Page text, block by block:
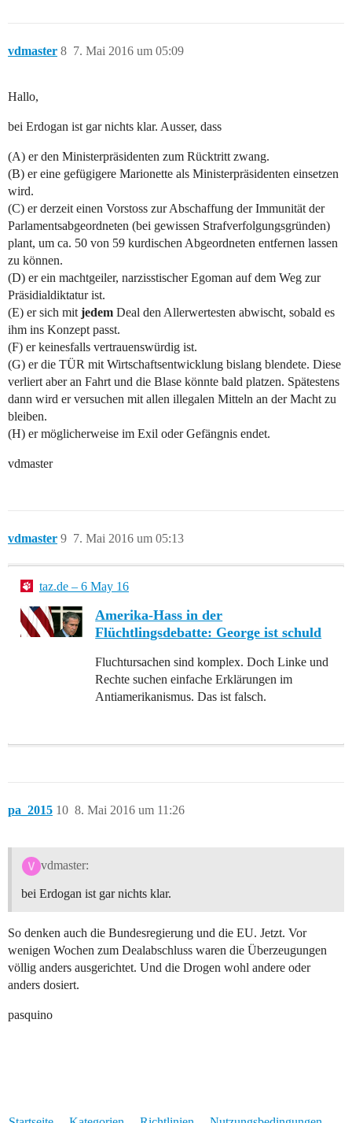
vdmaster 7. Mai 2016 um 05:09
8
Hallo,
bei Erdogan ist gar nichts klar. Ausser, dass
(A) er den Ministerpräsidenten zum Rücktritt zwang.
(B) er eine gefügigere Marionette als Ministerpräsidenten einsetzen
wird.
(C) er derzeit einen Vorstoss zur Abschaffung der Immunität der
Parlamentsabgeordneten (bei gewissen Strafverfolgungsgründen)
plant, um ca. 50 von 59 kurdischen Abgeordneten entfernen lassen
zu können.
(D) er ein machtgeiler, narzisstischer Egoman auf dem Weg zur
Präsidialdiktatur ist.
(E) er sich mit jedem Deal den Allerwertesten abwischt, sobald es
ihm ins Konzept passt.
(F) er keinesfalls vertrauenswürdig ist.
(G) er die TÜR mit Wirtschaftsentwicklung bislang blendete. Diese
verliert aber an Fahrt und die Blase könnte bald platzen. Spätestens
dann wird er versuchen mit allen illegalen Mitteln an der Macht zu
bleiben.
(H) er möglicherweise im Exil oder Gefängnis endet.
vdmaster
vdmaster 7. Mai 2016 um 05:13
9
taz.de – 6 May 16
Amerika-Hass in der
Flüchtlingsdebatte: George ist schuld
Fluchtursachen sind komplex. Doch Linke und
Rechte suchen einfache Erklärungen im
Antiamerikanismus. Das ist falsch.
pa_2015 8. Mai 2016 um 11:26
10
vdmaster:
bei Erdogan ist gar nichts klar.
So denken auch die Bundesregierung und die EU. Jetzt. Vor
wenigen Wochen zum Dealabschluss waren die Überzeugungen
völlig anders ausgerichtet. Und die Drogen wohl andere oder
anders dosiert.
pasquino